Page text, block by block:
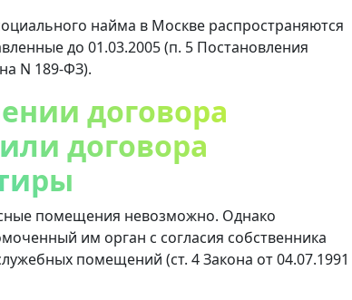
найма в Москве распространяются
до 01.03.2005 (п. 5 Постановления
N 189-ФЗ).
договора
договора
помещения невозможно. Однако
им орган с согласия собственника
помещений (ст. 4 Закона от 04.07.1991